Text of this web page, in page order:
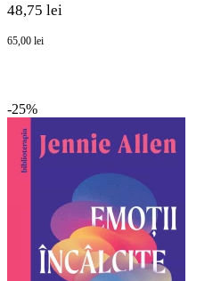
48,75 lei
65,00 lei
-25%